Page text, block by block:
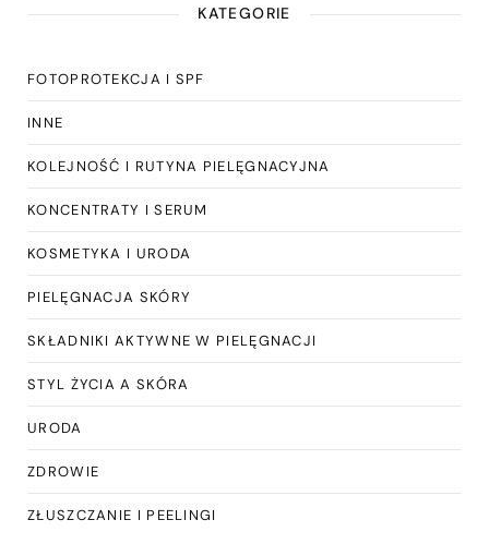
KATEGORIE
FOTOPROTEKCJA I SPF
INNE
KOLEJNOŚĆ I RUTYNA PIELĘGNACYJNA
KONCENTRATY I SERUM
KOSMETYKA I URODA
PIELĘGNACJA SKÓRY
SKŁADNIKI AKTYWNE W PIELĘGNACJI
STYL ŻYCIA A SKÓRA
URODA
ZDROWIE
ZŁUSZCZANIE I PEELINGI